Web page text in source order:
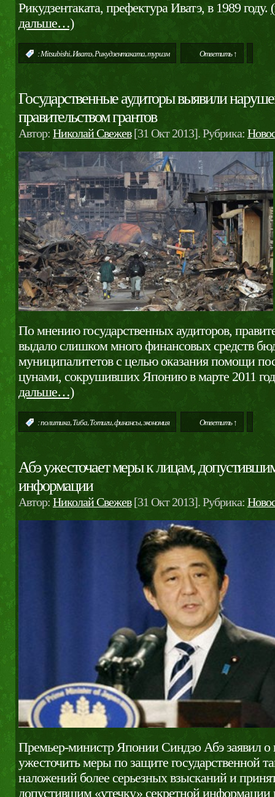
Рикудзентаката, префектура Иватэ, в 1989 году.
дальше…)
:Mitsubishi,Иватэ,Рикудзентаката,туризм Ответить ↑
Государственные аудиторы выявили
правительством грантов
Автор: Николай Свежев[31 Окт 2013]. Рубрика:
По мнению государственных аудиторов,
выдало слишком много финансовых средств
муниципалитетов с целью оказания помощи
цунами, сокрушивших Японию в марте 2011
дальше…)
:политика,Тиба,Тотиги,финансы,экономия Ответить ↑
Абэ ужесточает меры к лицам,
информации
Автор: Николай Свежев[31 Окт 2013]. Рубрика:
Премьер-министр Японии Синдзо Абэ заявил о
ужесточить меры по защите государственной
наложений более серьезных взысканий и
допустившим «утечку» секретной